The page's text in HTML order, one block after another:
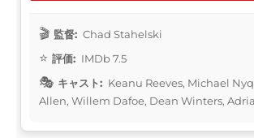
監督: Chad Stahelski
評価: IMDb 7.5
キャスト: Keanu Reeves, Michael
Allen, Willem Dafoe, Dean Winters,